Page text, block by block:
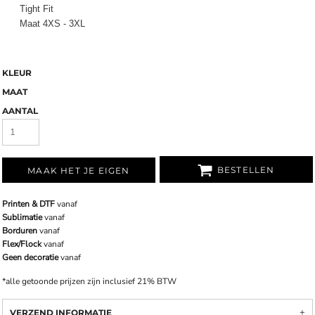
Tight Fit
Maat 4XS - 3XL
KLEUR
MAAT
AANTAL
MAAK HET JE EIGEN BESTELLEN
Printen & DTFvanaf
Sublimatievanaf
Bordurenvanaf
Flex/Flockvanaf
Geen decoratievanaf
*alle getoonde prijzen zijn inclusief 21% BTW
VERZEND INFORMATIE